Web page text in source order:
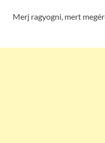
Merj ragyogni, mert